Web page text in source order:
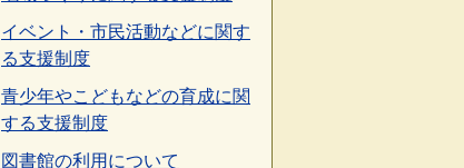
イベント・市民活動などに関す
る支援制度
青少年やこどもなどの育成に関
する支援制度
図書館の利用について